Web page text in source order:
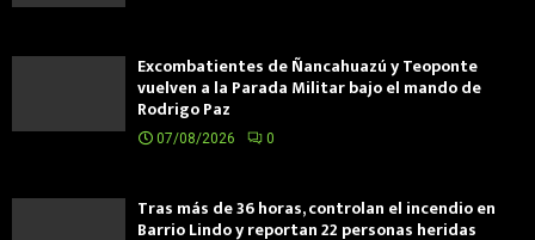
Excombatientes de Ñancahuazú y Teoponte
vuelven a la Parada Militar bajo el mando de
Rodrigo Paz
07/08/2026 0
Tras más de 36 horas, controlan el incendio en
Barrio Lindo y reportan 22 personas heridas